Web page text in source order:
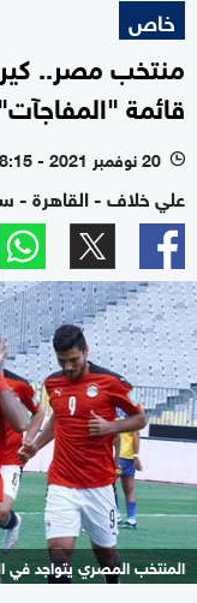
خاص
منتخب مصر..
قائمة
l 20 نوفمبر 2021 - 18:15 بتوقيت أبوظبي
علي خلاف - القاهرة -
المنتخب المصري يتواجد في